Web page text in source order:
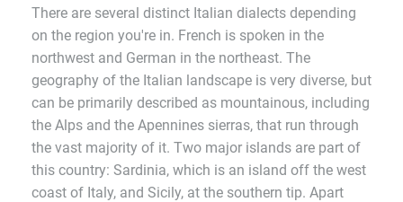
There are several distinct Italian dialects depending
on the region you're in. French is spoken in the
northwest and German in the northeast. The
geography of the Italian landscape is very diverse, but
can be primarily described as mountainous, including
the Alps and the Apennines sierras, that run through
the vast majority of it. Two major islands are part of
this country: Sardinia, which is an island off the west
coast of Italy, and Sicily, at the southern tip. Apart